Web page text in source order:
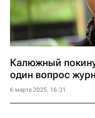
Калюжный
один вопрос
6 марта 2025, 16:31